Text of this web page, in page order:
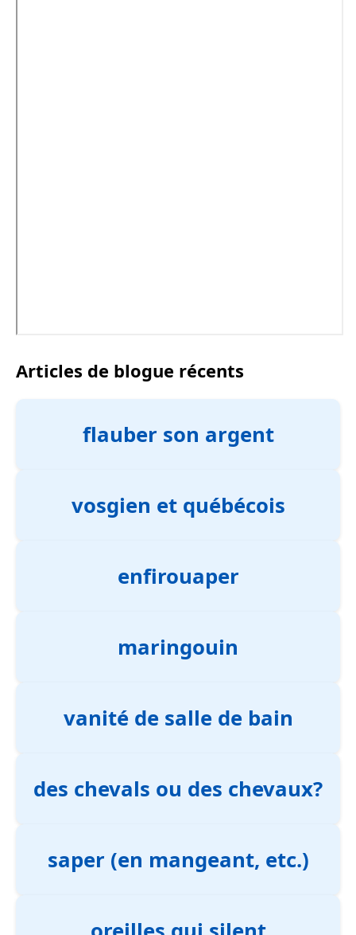
Articles de blogue récents
flauber son argent
vosgien et québécois
enfirouaper
maringouin
vanité de salle de bain
des chevals ou des chevaux?
saper (en mangeant, etc.)